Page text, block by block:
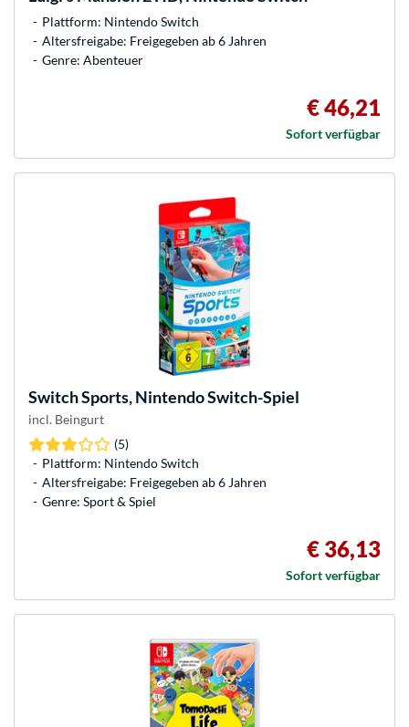
Plattform: Nintendo Switch
Altersfreigabe: Freigegeben ab 6 Jahren
Genre: Abenteuer
€ 46,21
Sofort verfügbar
Switch Sports, Nintendo Switch-Spiel
incl. Beingurt
(5)
Plattform: Nintendo Switch
Altersfreigabe: Freigegeben ab 6 Jahren
Genre: Sport & Spiel
€ 36,13
Sofort verfügbar